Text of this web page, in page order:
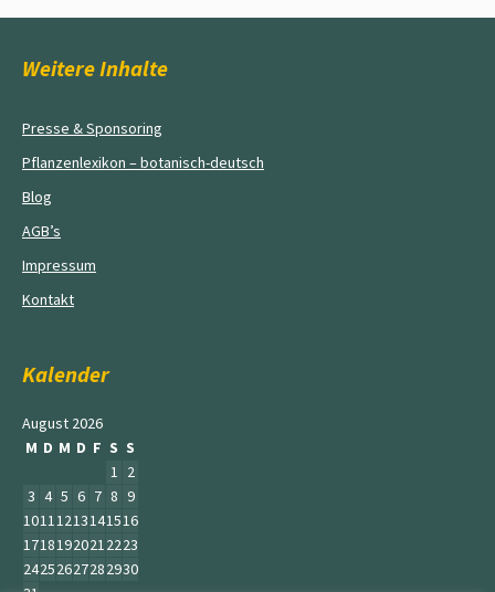
Weitere Inhalte
Presse & Sponsoring
Pflanzenlexikon – botanisch-deutsch
Blog
AGB’s
Impressum
Kontakt
Kalender
August 2026
M D M D F S S
1 2
3 4 5 6 7 8 9
10111213141516
17181920212223
24252627282930